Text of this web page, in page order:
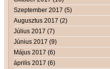
Szeptember 2017 (5)
Augusztus 2017 (2)
Július 2017 (7)
Június 2017 (9)
Május 2017 (6)
április 2017 (6)